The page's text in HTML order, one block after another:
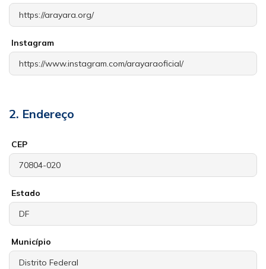
Instagram
2. Endereço
CEP
Estado
Município